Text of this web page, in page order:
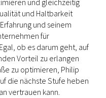
und gleichzeitig
und Haltbarkeit
und seinem
für
ob es darum geht, auf
Vorteil zu erlangen
zu optimieren, Philip
die nächste Stufe heben
vertrauen kann.